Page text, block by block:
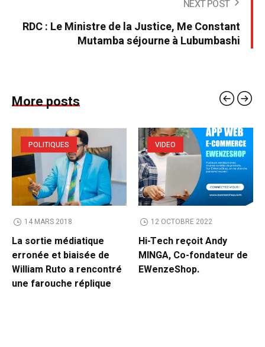
NEXT POST
RDC : Le Ministre de la Justice, Me Constant
Mutamba séjourne à Lubumbashi
More posts
POLITIQUES
14 MARS 2018
La sortie médiatique
erronée et biaisée de
William Ruto a rencontré
une farouche réplique
VIDEO
12 OCTOBRE 2022
Hi-Tech reçoit Andy
MINGA, Co-fondateur de
EWenzeShop.